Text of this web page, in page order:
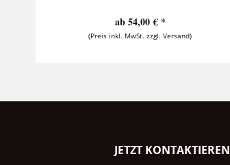
ab 54,00 € *
(Preis inkl. MwSt. zzgl. Versand)
JETZT KONTAKTIEREN